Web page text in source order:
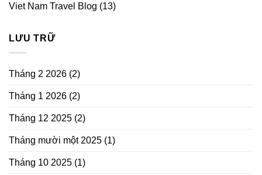
Viet Nam Travel Blog (13)
LƯU TRỮ
Tháng 2 2026 (2)
Tháng 1 2026 (2)
Tháng 12 2025 (2)
Tháng mười một 2025 (1)
Tháng 10 2025 (1)